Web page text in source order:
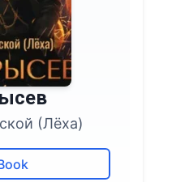
(Лёха)